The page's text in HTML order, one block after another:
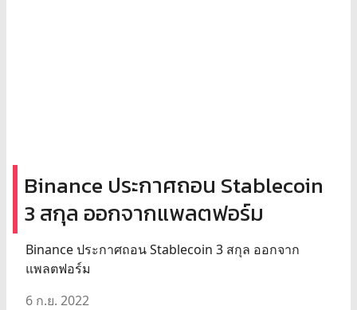
Binance ประกาศถอน Stablecoin
3 สกุล ออกจากแพลตฟอร์ม
Binance ประกาศถอน Stablecoin 3 สกุล ออกจาก
แพลตฟอร์ม
6 ก.ย. 2022